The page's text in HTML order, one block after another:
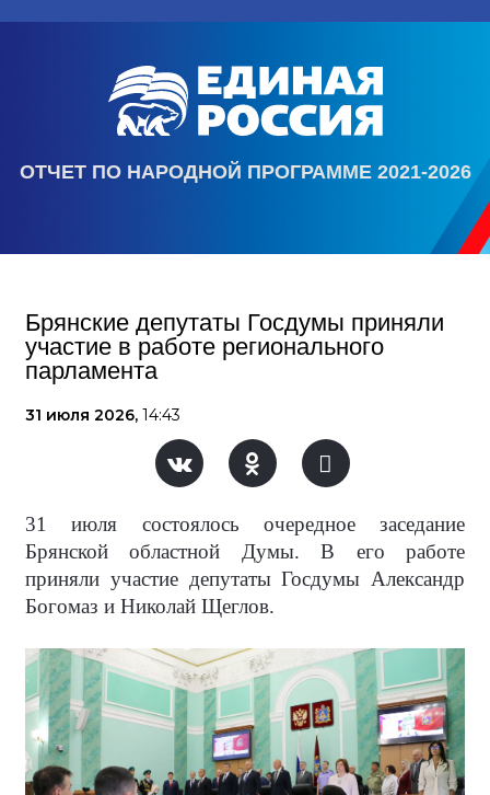
ОТЧЕТ ПО НАРОДНОЙ ПРОГРАММЕ 2021-2026
Брянские депутаты Госдумы приняли
участие в работе регионального
парламента
31 июля 2026, 14:43
31 июля состоялось очередное заседание
Брянской областной Думы. В его работе
приняли участие депутаты Госдумы Александр
Богомаз и Николай Щеглов.